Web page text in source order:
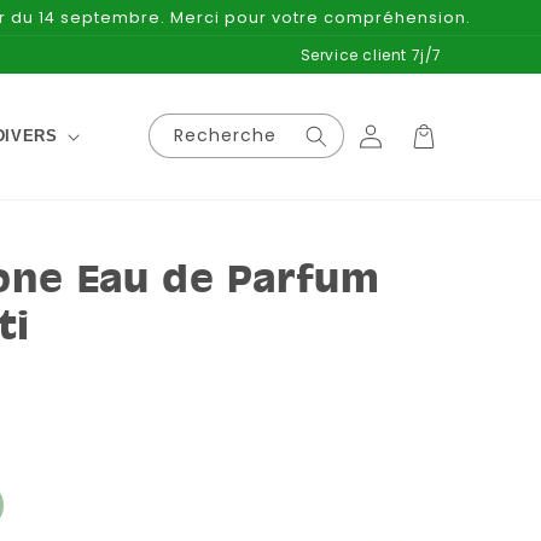
14 septembre. Merci pour votre compréhension.
Service client 7j/7
Recherche ConnexionPanier
Eau de Parfum